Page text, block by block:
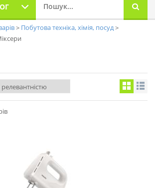
Побутова техніка, хімія, посуд